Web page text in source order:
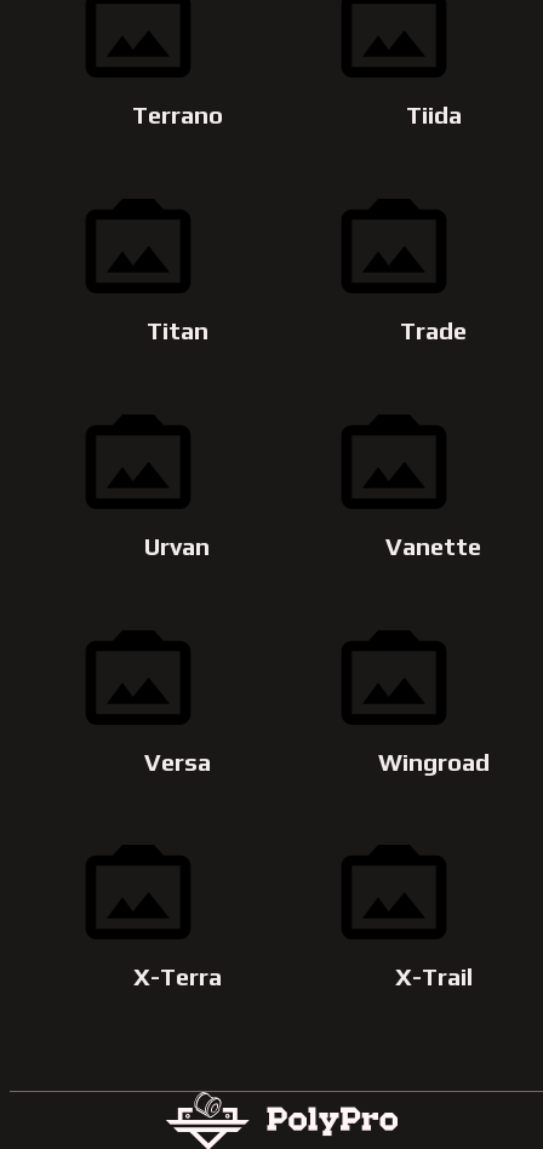
Terrano Tiida
Titan Trade
Urvan Vanette
Versa Wingroad
X-Terra X-Trail